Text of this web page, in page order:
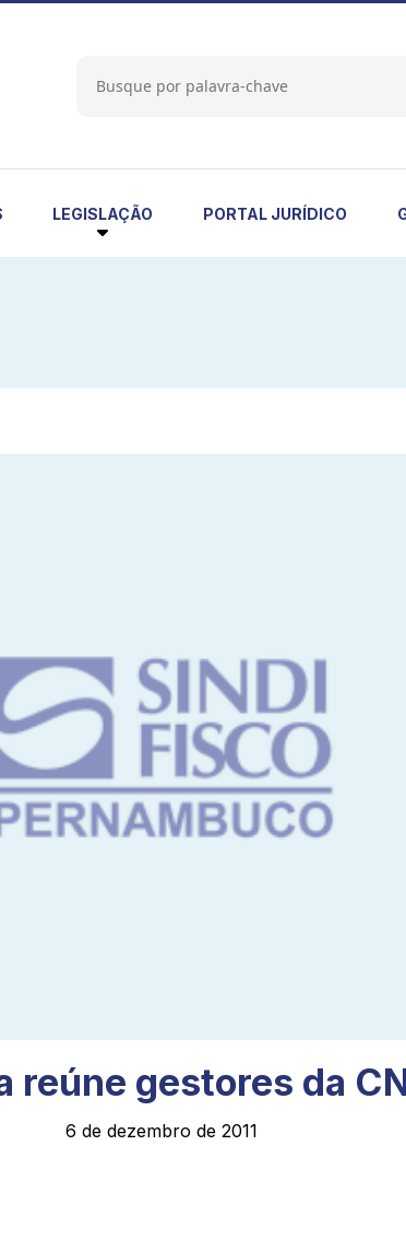
LEGISLAÇÃO PORTAL JURÍDICO
reúne gestores da
6 de dezembro de 2011